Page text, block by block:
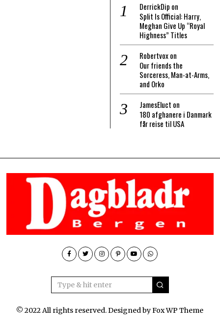
DerrickDip on
Split Is Official: Harry,
Meghan Give Up “Royal
Highness” Titles
Robertvoxon
Our friends the
Sorceress, Man-at-Arms,
and Orko
JamesEluct on
180 afghanere i Danmark
får reise til USA
© 2022 All rights reserved. Designed byFox WP Theme